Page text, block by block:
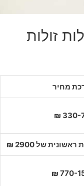
זולות
מחיר
330-
ראשונית של 2900 ₪
770-